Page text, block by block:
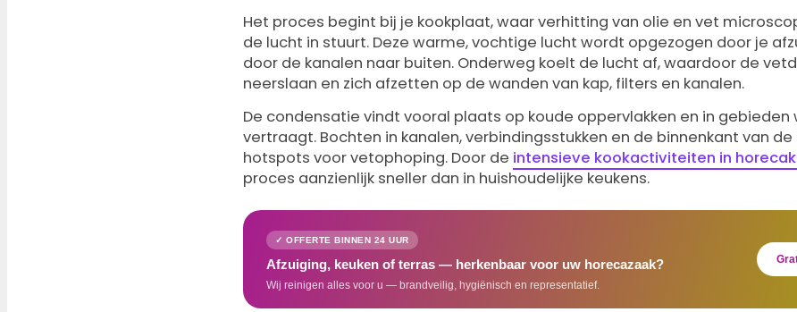
Het proces begint bij je kookplaat, waar verhitting van olie en vet
de lucht in stuurt. Deze warme, vochtige lucht wordt opgezogen door je
door de kanalen naar buiten. Onderweg koelt de lucht af, waardoor de
neerslaan en zich afzetten op de wanden van kap, filters en kanalen.
De condensatie vindt vooral plaats op koude oppervlakken en in
vertraagt. Bochten in kanalen, verbindingsstukken en de binnenkant van
hotspots voor vetophoping. Door de intensieve kookactiviteiten in
proces aanzienlijk sneller dan in huishoudelijke keukens.
✓ OFFERTE BINNEN 24 UUR
Afzuiging, keuken of terras — herkenbaar voor uw horecazaak?
Wij reinigen alles voor u — brandveilig, hygiënisch en representatief.